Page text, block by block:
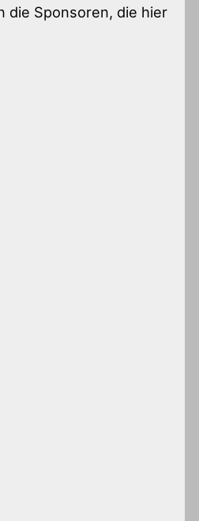
die Sponsoren, die hier